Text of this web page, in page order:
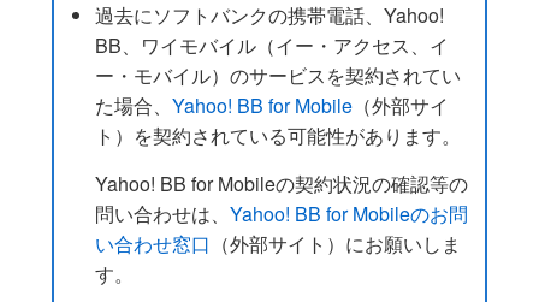
過去にソフトバンクの携帯電話、Yahoo!
BB、ワイモバイル（イー・アクセス、イ
ー・モバイル）のサービスを契約されてい
た場合、Yahoo! BB for Mobile （外部サイ
ト）を契約されている可能性があります。
Yahoo! BB for Mobileの契約状況の確認等の
問い合わせは、Yahoo! BB for Mobileのお問
い合わせ窓口 （外部サイト）にお願いしま
す。